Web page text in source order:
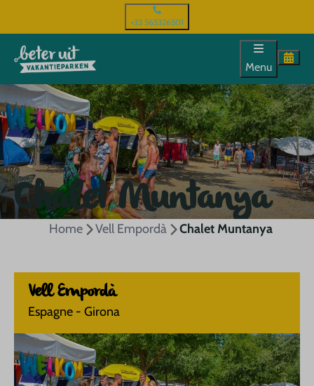
+33 565326501
Menu
Chalet Muntanya
Home Vell Empordà Chalet Muntanya
Vell Empordà
Espagne - Girona